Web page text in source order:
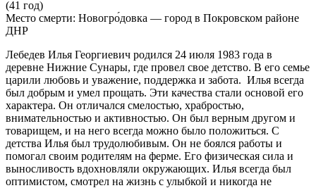
(41 год)
Место смерти: Новогро́довка — город в Покровском районе
ДНР
Лебедев Илья Георгиевич родился 24 июля 1983 года в
деревне Нижние Сунары, где провел свое детство. В его семье
царили любовь и уважение, поддержка и забота. Илья всегда
был добрым и умел прощать. Эти качества стали основой его
характера. Он отличался смелостью, храбростью,
внимательностью и активностью. Он был верным другом и
товарищем, и на него всегда можно было положиться. С
детства Илья был трудолюбивым. Он не боялся работы и
помогал своим родителям на ферме. Его физическая сила и
выносливость вдохновляли окружающих. Илья всегда был
оптимистом, смотрел на жизнь с улыбкой и никогда не